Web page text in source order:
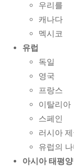
우리를
캐나다
멕시코
유럽
독일
영국
프랑스
이탈리아
스페인
러시아
유럽의
아시아 태평양